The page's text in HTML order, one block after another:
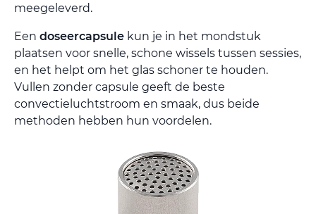
meegeleverd.
Een doseercapsule kun je in het mondstuk
plaatsen voor snelle, schone wissels tussen sessies,
en het helpt om het glas schoner te houden.
Vullen zonder capsule geeft de beste
convectieluchtstroom en smaak, dus beide
methoden hebben hun voordelen.